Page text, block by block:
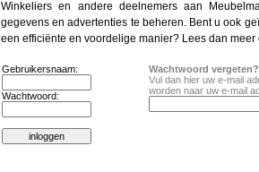
Winkeliers en andere deelnemers aan
gegevens en advertenties te beheren. Bent u ook
een efficiënte en voordelige manier? Lees dan
Gebruikersnaam:
Wachtwoord:
Wachtwoord vergeten?
Vul dan hier uw e-mail
worden naar uw e-mail